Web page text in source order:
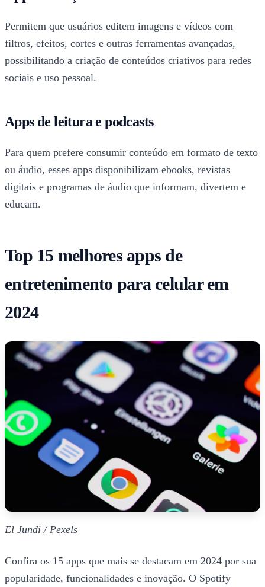
Permitem que usuários editem imagens e vídeos com
filtros, efeitos, cortes e outras ferramentas avançadas,
possibilitando a criação de conteúdos criativos para redes
sociais e uso pessoal.
Apps de leitura e podcasts
Para quem prefere consumir conteúdo em formato de texto
ou áudio, esses apps disponibilizam ebooks, revistas
digitais e programas de áudio que informam, divertem e
educam.
Top 15 melhores apps de
entretenimento para celular em
2024
El Jundi / Pexels
Confira os 15 apps que mais se destacam em 2024 por sua
popularidade, funcionalidades e inovação. O Spotify